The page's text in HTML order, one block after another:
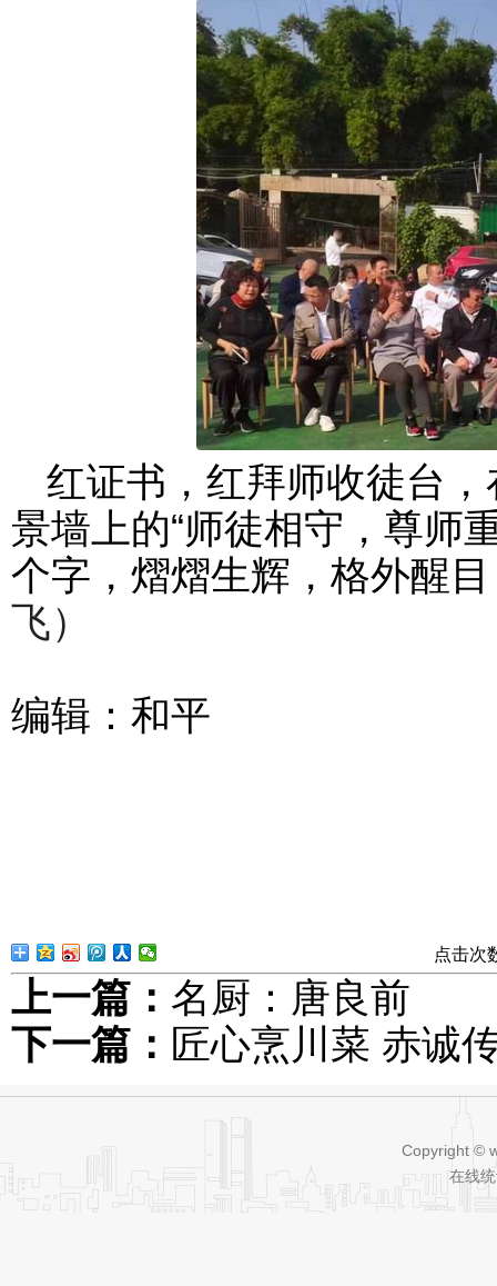
红证书，红拜师收徒台
景墙上的“师徒相守，尊师
个字，熠熠生辉，格外醒
飞）
编辑：和平
点击次
上一篇： 名厨：唐良前
下一篇： 匠心烹川菜 赤诚
Copyright ©
在线